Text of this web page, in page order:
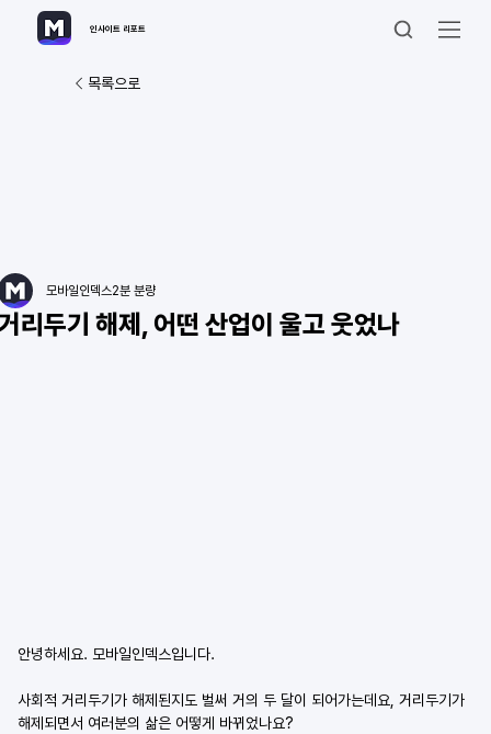
인사이트 리포트
목록으로
리두기 해제, 어떤 산업이 울고 웃었나
모바일인덱스2분 분량
안녕하세요. 모바일인덱스입니다.
사회적 거리두기가 해제된지도 벌써 거의 두 달이 되어가는데요, 거리두기가
해제되면서 여러분의 삶은 어떻게 바뀌었나요?